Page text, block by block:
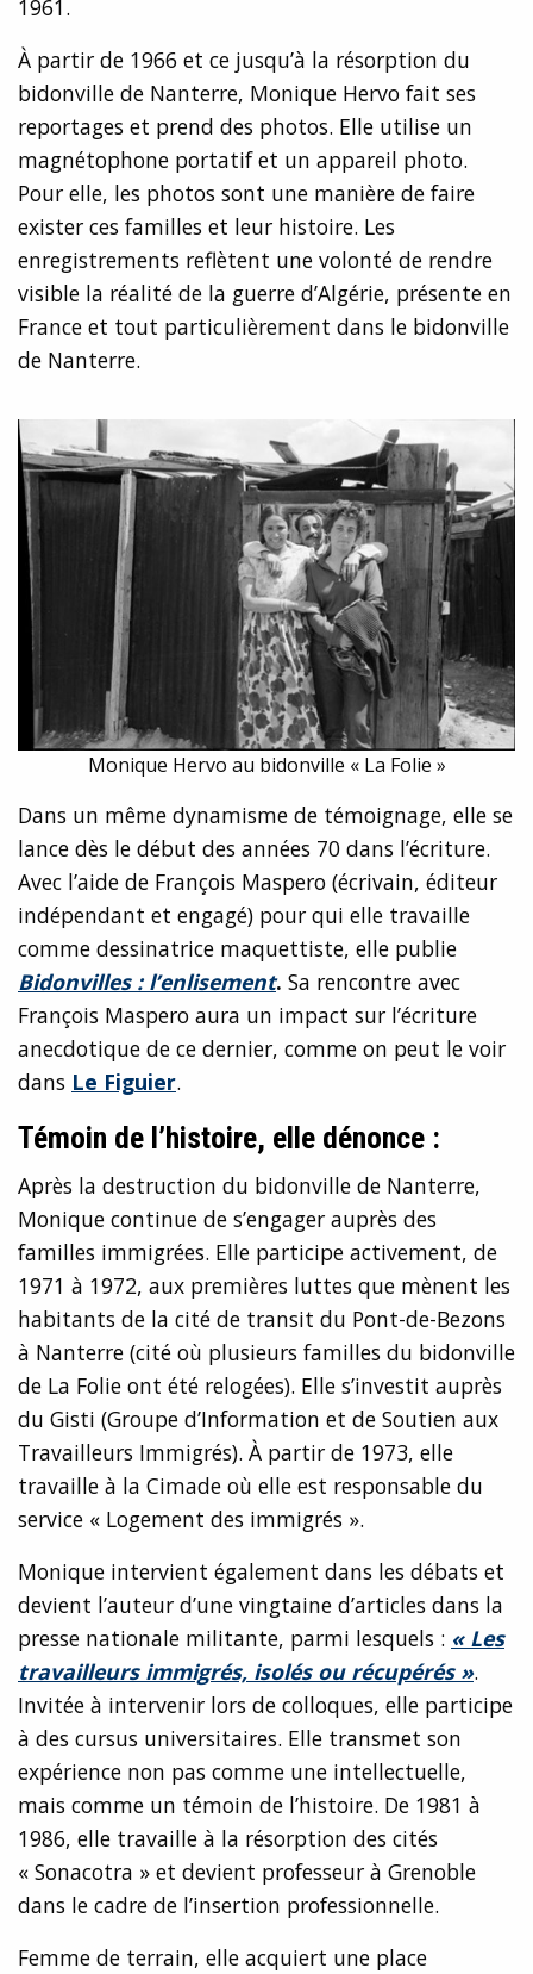
1961.
À partir de 1966 et ce jusqu’à la résorption du
bidonville de Nanterre, Monique Hervo fait ses
reportages et prend des photos. Elle utilise un
magnétophone portatif et un appareil photo.
Pour elle, les photos sont une manière de faire
exister ces familles et leur histoire. Les
enregistrements reflètent une volonté de rendre
visible la réalité de la guerre d’Algérie, présente en
France et tout particulièrement dans le bidonville
de Nanterre.
Monique Hervo au bidonville « La Folie »
Dans un même dynamisme de témoignage, elle se
lance dès le début des années 70 dans l’écriture.
Avec l’aide de François Maspero (écrivain, éditeur
indépendant et engagé) pour qui elle travaille
comme dessinatrice maquettiste, elle publie
Bidonvilles : l’enlisement. Sa rencontre avec
François Maspero aura un impact sur l’écriture
anecdotique de ce dernier, comme on peut le voir
dans Le Figuier.
Témoin de l’histoire, elle dénonce :
Après la destruction du bidonville de Nanterre,
Monique continue de s’engager auprès des
familles immigrées. Elle participe activement, de
1971 à 1972, aux premières luttes que mènent les
habitants de la cité de transit du Pont-de-Bezons
à Nanterre (cité où plusieurs familles du bidonville
de La Folie ont été relogées). Elle s’investit auprès
du Gisti (Groupe d’Information et de Soutien aux
Travailleurs Immigrés). À partir de 1973, elle
travaille à la Cimade où elle est responsable du
service « Logement des immigrés ».
Monique intervient également dans les débats et
devient l’auteur d’une vingtaine d’articles dans la
presse nationale militante, parmi lesquels : « Les
travailleurs immigrés, isolés ou récupérés ».
Invitée à intervenir lors de colloques, elle participe
à des cursus universitaires. Elle transmet son
expérience non pas comme une intellectuelle,
mais comme un témoin de l’histoire. De 1981 à
1986, elle travaille à la résorption des cités
« Sonacotra » et devient professeur à Grenoble
dans le cadre de l’insertion professionnelle.
Femme de terrain, elle acquiert une place